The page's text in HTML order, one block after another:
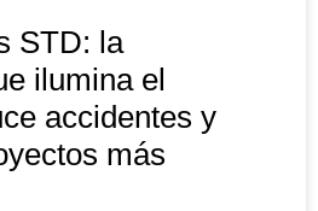
STD: la
ilumina el
accidentes y
más